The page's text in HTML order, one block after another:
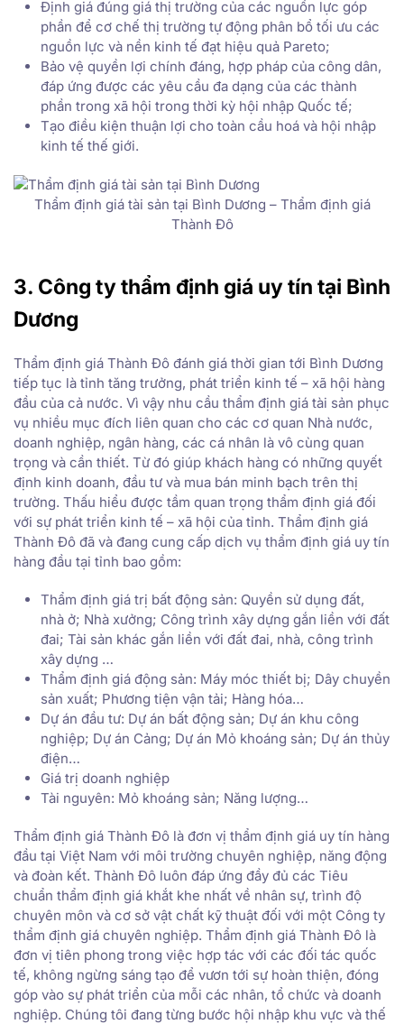
Định giá đúng giá thị trường của các nguồn lực góp
phần để cơ chế thị trường tự động phân bổ tối ưu các
nguồn lực và nền kinh tế đạt hiệu quả Pareto;
Bảo vệ quyền lợi chính đáng, hợp pháp của công dân,
đáp ứng được các yêu cầu đa dạng của các thành
phần trong xã hội trong thời kỳ hội nhập Quốc tế;
Tạo điều kiện thuận lợi cho toàn cầu hoá và hội nhập
kinh tế thế giới.
Thẩm định giá tài sản tại Bình Dương – Thẩm định giá
Thành Đô
3. Công ty thẩm định giá uy tín tại Bình
Dương
Thẩm định giá Thành Đô đánh giá thời gian tới Bình Dương
tiếp tục là tỉnh tăng trưởng, phát triển kinh tế – xã hội hàng
đầu của cả nước. Vì vậy nhu cầu thẩm định giá tài sản phục
vụ nhiều mục đích liên quan cho các cơ quan Nhà nước,
doanh nghiệp, ngân hàng, các cá nhân là vô cùng quan
trọng và cần thiết. Từ đó giúp khách hàng có những quyết
định kinh doanh, đầu tư và mua bán minh bạch trên thị
trường. Thấu hiểu được tầm quan trọng thẩm định giá đối
với sự phát triển kinh tế – xã hội của tỉnh. Thẩm định giá
Thành Đô đã và đang cung cấp dịch vụ thẩm định giá uy tín
hàng đầu tại tỉnh bao gồm:
Thẩm định giá trị bất động sản: Quyền sử dụng đất,
nhà ở; Nhà xưởng; Công trình xây dựng gắn liền với đất
đai; Tài sản khác gắn liền với đất đai, nhà, công trình
xây dựng …
Thẩm định giá động sản: Máy móc thiết bị; Dây chuyền
sản xuất; Phương tiện vận tải; Hàng hóa…
Dự án đầu tư: Dự án bất động sản; Dự án khu công
nghiệp; Dự án Cảng; Dự án Mỏ khoáng sản; Dự án thủy
điện…
Giá trị doanh nghiệp
Tài nguyên: Mỏ khoáng sản; Năng lượng…
Thẩm định giá Thành Đô là đơn vị thẩm định giá uy tín hàng
đầu tại Việt Nam với môi trường chuyên nghiệp, năng động
và đoàn kết. Thành Đô luôn đáp ứng đầy đủ các Tiêu
chuẩn thẩm định giá khắt khe nhất về nhân sự, trình độ
chuyên môn và cơ sở vật chất kỹ thuật đối với một Công ty
thẩm định giá chuyên nghiệp. Thẩm định giá Thành Đô là
đơn vị tiên phong trong việc hợp tác với các đối tác quốc
tế, không ngừng sáng tạo để vươn tới sự hoàn thiện, đóng
góp vào sự phát triển của mỗi các nhân, tổ chức và doanh
nghiệp. Chúng tôi đang từng bước hội nhập khu vực và thế